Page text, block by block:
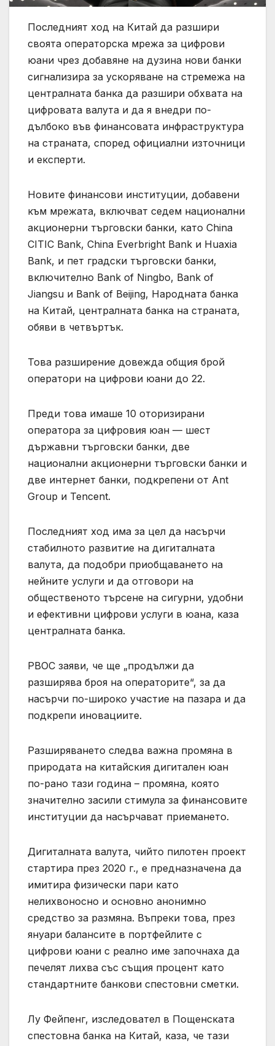
Последният ход на Китай да разшири
своята операторска мрежа за цифрови
юани чрез добавяне на дузина нови банки
сигнализира за ускоряване на стремежа на
централната банка да разшири обхвата на
цифровата валута и да я внедри по-
дълбоко във финансовата инфраструктура
на страната, според официални източници
и експерти.
Новите финансови институции, добавени
към мрежата, включват седем национални
акционерни търговски банки, като China
CITIC Bank, China Everbright Bank и Huaxia
Bank, и пет градски търговски банки,
включително Bank of Ningbo, Bank of
Jiangsu и Bank of Beijing, Народната банка
на Китай, централната банка на страната,
обяви в четвъртък.
Това разширение довежда общия брой
оператори на цифрови юани до 22.
Преди това имаше 10 оторизирани
оператора за цифровия юан — шест
държавни търговски банки, две
национални акционерни търговски банки и
две интернет банки, подкрепени от Ant
Group и Tencent.
Последният ход има за цел да насърчи
стабилното развитие на дигиталната
валута, да подобри приобщаването на
нейните услуги и да отговори на
общественото търсене на сигурни, удобни
и ефективни цифрови услуги в юана, каза
централната банка.
PBOC заяви, че ще „продължи да
разширява броя на операторите“, за да
насърчи по-широко участие на пазара и да
подкрепи иновациите.
Разширяването следва важна промяна в
природата на китайския дигитален юан
по-рано тази година – промяна, която
значително засили стимула за финансовите
институции да насърчават приемането.
Дигиталната валута, чийто пилотен проект
стартира през 2020 г., е предназначена да
имитира физически пари като
нелихвоносно и основно анонимно
средство за размяна. Въпреки това, през
януари балансите в портфейлите с
цифрови юани с реално име започнаха да
печелят лихва със същия процент като
стандартните банкови спестовни сметки.
Лу Фейпенг, изследовател в Пощенската
спестовна банка на Китай, каза, че тази